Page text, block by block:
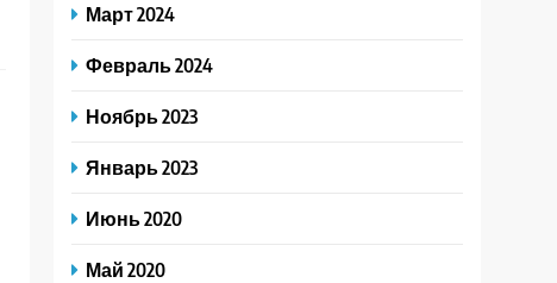
Март 2024
Февраль 2024
Ноябрь 2023
Январь 2023
Июнь 2020
Май 2020